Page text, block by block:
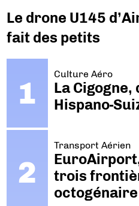
Le drone U145
fait des petits
Culture Aéro
La Cigogne,
Hispano-
Transport Aérien
trois